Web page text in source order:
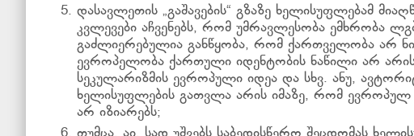
დასავლეთის „გაშავების“ გზაზე ხელისუფლებამ
კვლევები აჩვენებს, რომ უმრავლესობა ემხრობა
გაძლიერებულია განწყობა, რომ ქართველობა არ
ევროპელობა ქართული იდენტობის ნაწილი არ
სეკულარიზმის ევროპული იდეა და სხვ. ანუ,
ხელისუფლების გათვლა არის იმაზე, რომ ევროპულ
არ იზიარებს;